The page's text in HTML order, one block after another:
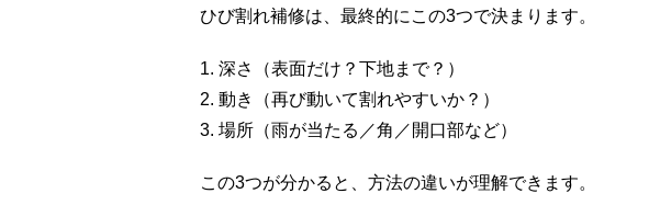
ひび割れ補修は、最終的にこの3つで決まります。
1. 深さ（表面だけ？下地まで？）
2. 動き（再び動いて割れやすいか？）
3. 場所（雨が当たる／角／開口部など）
この3つが分かると、方法の違いが理解できます。